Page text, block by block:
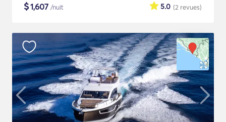
$1,607 /nuit (2 revues)
5.0